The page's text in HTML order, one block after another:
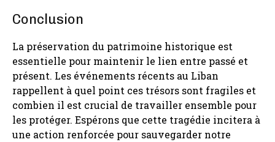
Conclusion
La préservation du patrimoine historique est
essentielle pour maintenir le lien entre passé et
présent. Les événements récents au Liban
rappellent à quel point ces trésors sont fragiles et
combien il est crucial de travailler ensemble pour
les protéger. Espérons que cette tragédie incitera à
une action renforcée pour sauvegarder notre